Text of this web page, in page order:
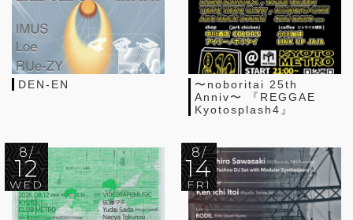
DEN-EN
〜noboritai 25th
Anniv〜 『REGGAE
Kyotosplash4』
8/
12
WED
8/
14
FRI